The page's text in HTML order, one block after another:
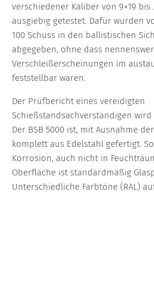
verschiedener Kaliber von 9×19 bis
ausgiebig getestet. Dafür wurden
100 Schuss in den ballistischen
abgegeben, ohne dass
Verschleißerscheinungen im
feststellbar waren.
Der Prüfbericht eines vereidigten
Schießstandsachverständigen wird
Der BSB 5000 ist, mit Ausnahme
komplett aus Edelstahl gefertigt.
Korrosion, auch nicht in
Oberfläche ist standardmäßig
Unterschiedliche Farbtöne (RAL)